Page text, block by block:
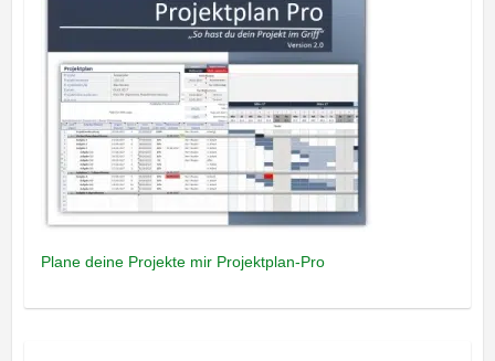
Plane deine Projekte mir Projektplan-Pro